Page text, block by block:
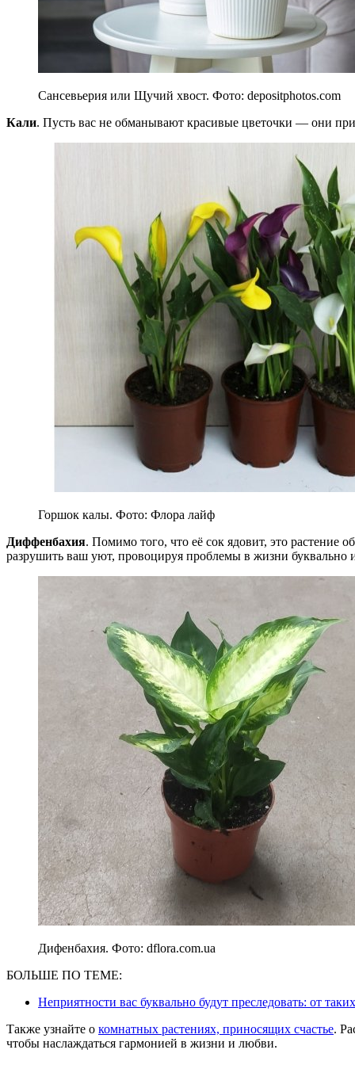
Сансевьерия или Щучий хвост. Фото: depositphotos.com
Кали. Пусть вас не обманывают красивые цветочки — они
Горшок калы. Фото: Флора лайф
Диффенбахия. Помимо того, что её сок ядовит, это растение
разрушить ваш уют, провоцируя проблемы в жизни буквально
Дифенбахия. Фото: dflora.com.ua
БОЛЬШЕ ПО ТЕМЕ:
Неприятности вас буквально будут преследовать: от
Также узнайте о комнатных растениях, приносящих счастье.
чтобы наслаждаться гармонией в жизни и любви.